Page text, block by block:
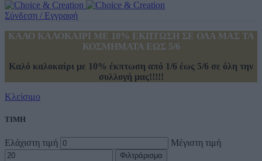
Σύνδεση / Εγγραφή
ΚΑΛΟ ΚΑΛΟΚΑΙΡΙ ΜΕ 10% ΕΚΠΤΩΣΗ ΣΕ ΟΛΑ ΜΑΣ ΤΑ
ΚΟΣΜΗΜΑΤΑ ΕΩΣ 5/6
Καλό καλοκαίρι με 10% έκπτωση από 1/6 έως 5/6 σε όλη την
συλλογή μας!!!!!
Κλείσιμο
ΤΙΜΗ
Ελάχιστη τιμή Μέγιστη τιμή
Φιλτράρισμα